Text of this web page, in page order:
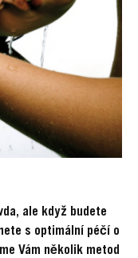
ale když budete
s optimální péčí o
Vám několik metod